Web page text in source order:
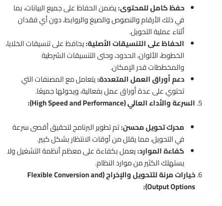
حفظ كامل للمحتوى:يضمن الحفاظ على جميع البيانات، بما
في ذلك الأرقام والنصوص والصيغ والروابط، دون أي فقدان
أثناء عملية التحويل.
الحفاظ على التنسيقات الأصلية:يحافظ على تنسيقات الخلايا،
الخطوط، الألوان، الحدود، وحتى التنسيقات الشرطية
والمخططات قدر الإمكان.
دعم أوراق العمل المتعددة:يتعامل مع المصنفات التي
تحتوي على عدة أوراق عمل بفعالية، ويحولها جميعًا.
السرعة والأداء العالي (High Speed and Performance):
محرك تحويل محسن:تم تطوير البرنامج لتحقيق أقصى سرعة
في التحويل، مما يقلل من أوقات الانتظار بشكل كبير.
كفاءة الموارد:يعمل بكفاءة على معظم أنظمة التشغيل ولا
يستهلك الكثير من موارد النظام.
خيارات مرنة للتحويل والإخراج (Flexible Conversion and
Output Options):